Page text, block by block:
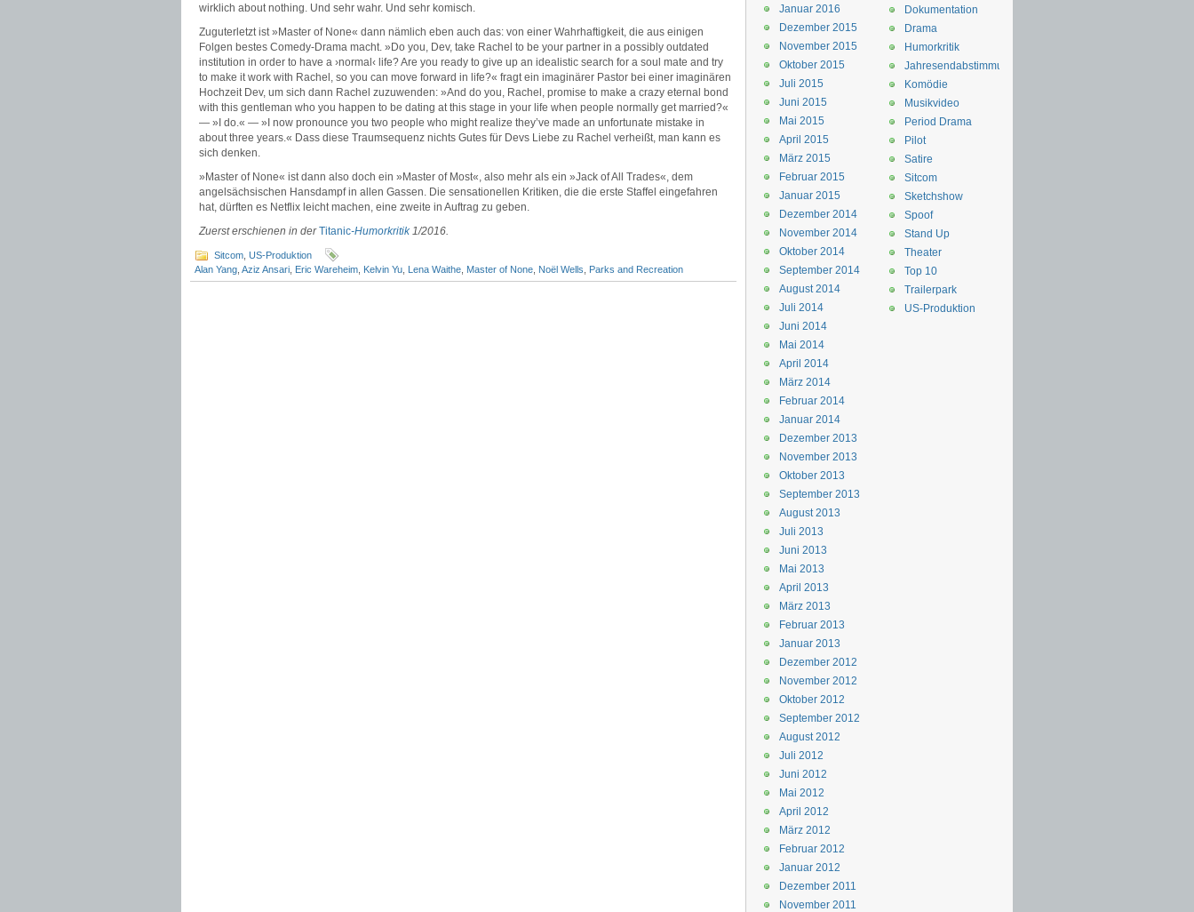
wirklich about nothing. Und sehr wahr. Und sehr komisch.
Zuguterletzt ist »Master of None« dann nämlich eben auch das: von einer Wahrhaftigkeit, die aus einigen
Folgen bestes Comedy-Drama macht. »Do you, Dev, take Rachel to be your partner in a possibly outdated
institution in order to have a ›normal‹ life? Are you ready to give up an idealistic search for a soul mate and try
to make it work with Rachel, so you can move forward in life?« fragt ein imaginärer Pastor bei einer imaginären
Hochzeit Dev, um sich dann Rachel zuzuwenden: »And do you, Rachel, promise to make a crazy eternal bond
with this gentleman who you happen to be dating at this stage in your life when people normally get married?«
— »I do.« — »I now pronounce you two people who might realize they’ve made an unfortunate mistake in
about three years.« Dass diese Traumsequenz nichts Gutes für Devs Liebe zu Rachel verheißt, man kann es
sich denken.
»Master of None« ist dann also doch ein »Master of Most«, also mehr als ein »Jack of All Trades«, dem
angelsächsischen Hansdampf in allen Gassen. Die sensationellen Kritiken, die die erste Staffel eingefahren
hat, dürften es Netflix leicht machen, eine zweite in Auftrag zu geben.
Zuerst erschienen in derTitanic-Humorkritik1/2016.
Sitcom US-Produktion
Alan Yang Aziz Ansari Eric Wareheim Kelvin Yu Lena Waithe Master of None Noël Wells Parks and Recreation
Dokumentation
Drama
Humorkritik
Jahresendabstimmung
Komödie
Musikvideo
Period Drama
Pilot
Satire
Sitcom
Sketchshow
Spoof
Stand Up
Theater
Top 10
Trailerpark
US-Produktion
Januar 2016
Dezember 2015
November 2015
Oktober 2015
Juli 2015
Juni 2015
Mai 2015
April 2015
März 2015
Februar 2015
Januar 2015
Dezember 2014
November 2014
Oktober 2014
September 2014
August 2014
Juli 2014
Juni 2014
Mai 2014
April 2014
März 2014
Februar 2014
Januar 2014
Dezember 2013
November 2013
Oktober 2013
September 2013
August 2013
Juli 2013
Juni 2013
Mai 2013
April 2013
März 2013
Februar 2013
Januar 2013
Dezember 2012
November 2012
Oktober 2012
September 2012
August 2012
Juli 2012
Juni 2012
Mai 2012
April 2012
März 2012
Februar 2012
Januar 2012
Dezember 2011
November 2011